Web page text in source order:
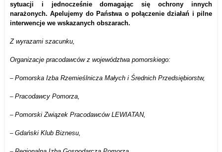
sytuacji i jednocześnie domagając się ochrony innych
narażonych. Apelujemy do Państwa o połączenie działań i pilne
interwencje we wskazanych obszarach.
Z wyrazami szacunku,
Organizacje pracodawców z województwa pomorskiego:
– Pomorska Izba Rzemieślnicza Małych i Średnich Przedsiębiorstw,
– Pracodawcy Pomorza,
– Pomorski Związek Pracodawców LEWIATAN,
– Gdański Klub Biznesu,